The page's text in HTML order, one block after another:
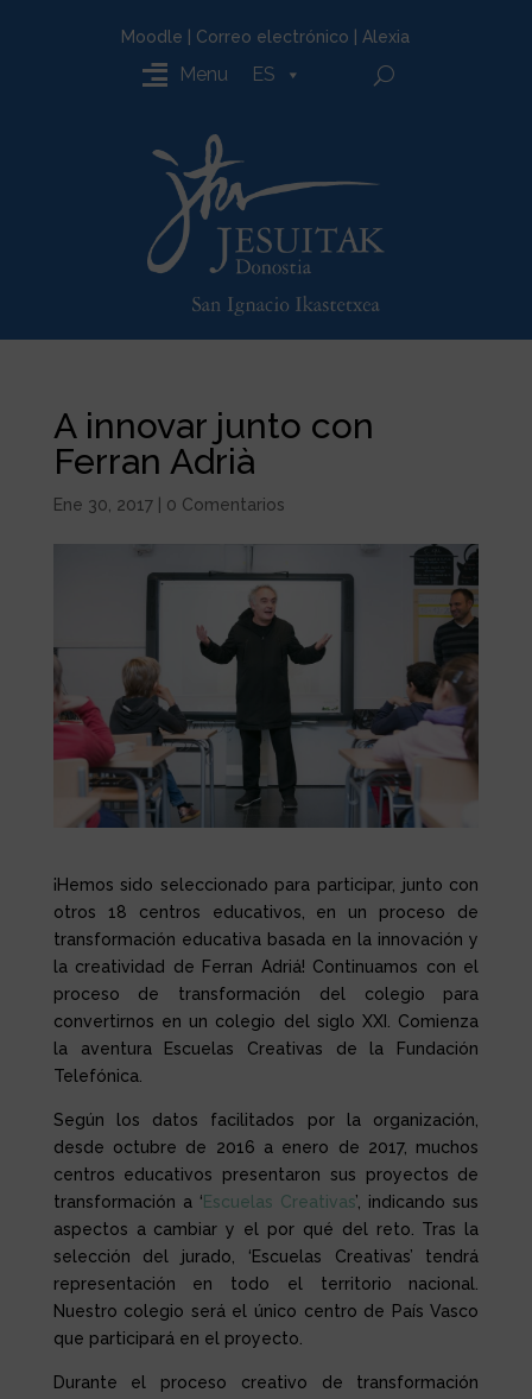
Moodle Correo electrónico Alexia
Menu ES
A innovar junto con
Ferran Adrià
Ene 30, 2017| 0 Comentarios
¡Hemos sido seleccionado para participar, junto con
otros 18 centros educativos, en un proceso de
transformación educativa basada en la innovación y
la creatividad de Ferran Adriá! Continuamos con el
proceso de transformación del colegio para
convertirnos en un colegio del siglo XXI. Comienza
la aventura Escuelas Creativas de la Fundación
Telefónica.
Según los datos facilitados por la organización,
desde octubre de 2016 a enero de 2017, muchos
centros educativos presentaron sus proyectos de
transformación a ‘Escuelas Creativas’, indicando sus
aspectos a cambiar y el por qué del reto. Tras la
selección del jurado, ‘Escuelas Creativas’ tendrá
representación en todo el territorio nacional.
Nuestro colegio será el único centro de País Vasco
que participará en el proyecto.
Durante el proceso creativo de transformación